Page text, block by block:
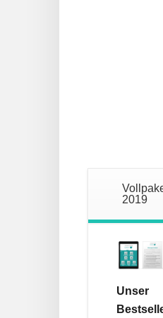
2019
Unser